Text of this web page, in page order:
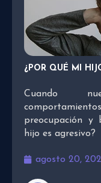
¿POR QUÉ MI
Cuando
preocupación y
hijo es agresivo?
agosto 20,